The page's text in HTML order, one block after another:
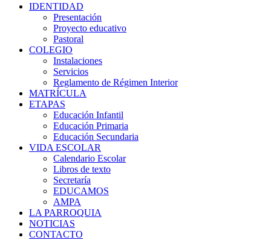
IDENTIDAD
Presentación
Proyecto educativo
Pastoral
COLEGIO
Instalaciones
Servicios
Reglamento de Régimen Interior
MATRÍCULA
ETAPAS
Educación Infantil
Educación Primaria
Educación Secundaria
VIDA ESCOLAR
Calendario Escolar
Libros de texto
Secretaría
EDUCAMOS
AMPA
LA PARROQUIA
NOTICIAS
CONTACTO